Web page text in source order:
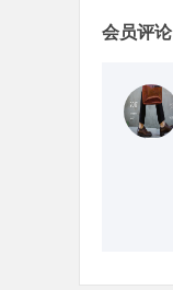
会员评论